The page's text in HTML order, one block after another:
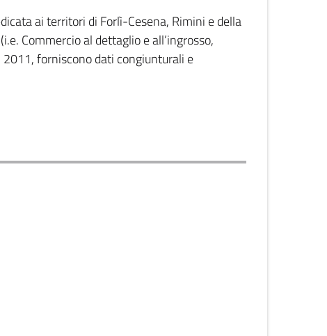
ai territori di Forlì-Cesena, Rimini e della
Commercio al dettaglio e all’ingrosso,
forniscono dati congiunturali e